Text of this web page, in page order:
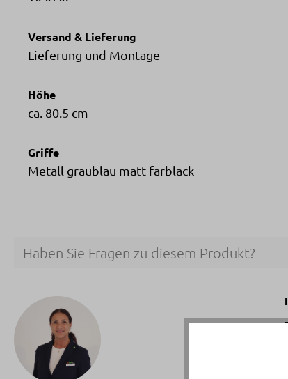
Versand & Lieferung
Lieferung und Montage
Höhe
ca. 80.5 cm
Griffe
Metall graublau matt farblack
Haben Sie Fragen zu diesem Produkt?